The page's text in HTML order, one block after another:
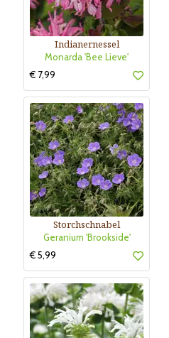
Indianernessel
Monarda 'Bee Lieve'
€ 7,99
Storchschnabel
Geranium 'Brookside'
€ 5,99